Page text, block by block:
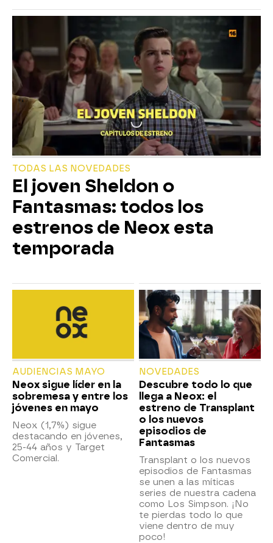
TODAS LAS NOVEDADES
El joven Sheldon o
Fantasmas: todos los
estrenos de Neox esta
temporada
AUDIENCIAS MAYO
Neox sigue líder en la
sobremesa y entre los
jóvenes en mayo
Neox (1,7%) sigue
destacando en jóvenes,
25-44 años y Target
Comercial.
NOVEDADES
Descubre todo lo que
llega a Neox: el
estreno de Transplant
o los nuevos
episodios de
Fantasmas
Transplant o los nuevos
episodios de Fantasmas
se unen a las míticas
series de nuestra cadena
como Los Simpson. ¡No
te pierdas todo lo que
viene dentro de muy
poco!